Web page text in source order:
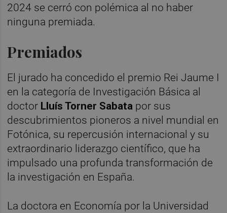
2024 se cerró con polémica al no haber
ninguna premiada.
Premiados
El jurado ha concedido el premio Rei Jaume I
en la categoría de Investigación Básica al
doctor Lluís Torner Sabata por sus
descubrimientos pioneros a nivel mundial en
Fotónica, su repercusión internacional y su
extraordinario liderazgo científico, que ha
impulsado una profunda transformación de
la investigación en España.
La doctora en Economía por la Universidad